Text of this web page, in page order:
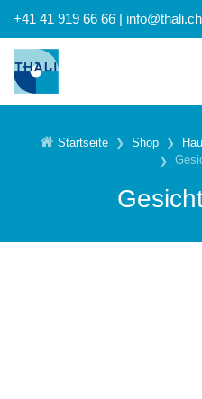
+41 41 919 66 66 | info@thali.ch
Startseite Shop